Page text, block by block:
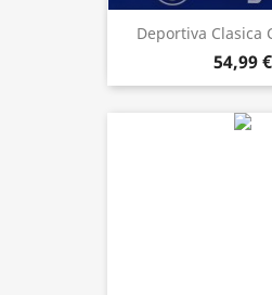
Deportiva Clasica
54,99 €